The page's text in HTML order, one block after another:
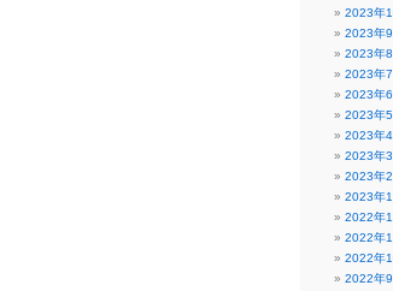
2023年
2023年9
2023年8
2023年7
2023年6
2023年5
2023年4
2023年3
2023年2
2023年1
2022年
2022年
2022年
2022年9